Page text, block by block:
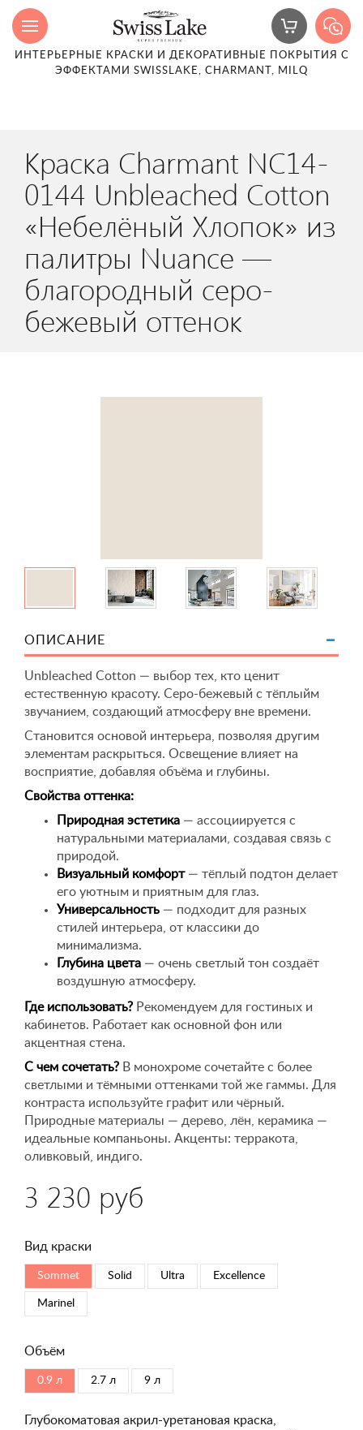
ИНТЕРЬЕРНЫЕ КРАСКИ И ДЕКОРАТИВНЫЕ ПОКРЫТИЯ С
ЭФФЕКТАМИ SWISSLAKE, CHARMANT, MILQ
Краска Charmant NC14-
0144 Unbleached Cotton
«Небелёный Хлопок» из
палитры Nuance —
благородный серо-
бежевый оттенок
ОПИСАНИЕ
Unbleached Cotton — выбор тех, кто ценит
естественную красоту. Серо-бежевый с тёплыйм
звучанием, создающий атмосферу вне времени.
Становится основой интерьера, позволяя другим
элементам раскрыться. Освещение влияет на
восприятие, добавляя объёма и глубины.
Свойства оттенка:
Природная эстетика — ассоциируется с
натуральными материалами, создавая связь с
природой.
Визуальный комфорт— тёплый подтон делает
его уютным и приятным для глаз.
Универсальность — подходит для разных
стилей интерьера, от классики до
минимализма.
Глубина цвета — очень светлый тон создаёт
воздушную атмосферу.
Где использовать? Рекомендуем для гостиных и
кабинетов. Работает как основной фон или
акцентная стена.
С чем сочетать? В монохроме сочетайте с более
светлыми и тёмными оттенками той же гаммы. Для
контраста используйте графит или чёрный.
Природные материалы — дерево, лён, керамика —
идеальные компаньоны. Акценты: терракота,
оливковый, индиго.
3 230 руб
Вид краски
Sommet Solid Ultra Excellence
Marinel
Объём
0.9 л 2.7 л 9 л
Глубокоматовая акрил-уретановая краска,